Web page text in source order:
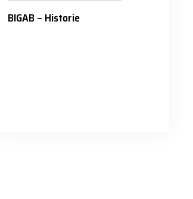
BIGAB – Historie